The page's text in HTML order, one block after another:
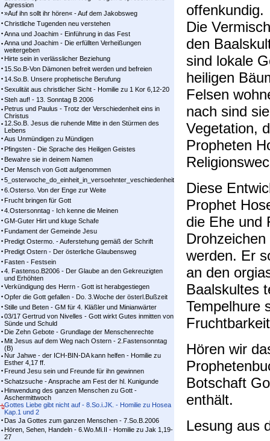
Agression
»Auf ihn sollt ihr hören« - Auf dem Jakobsweg
Christliche Tugenden neu verstehen
Anna und Joachim - Einführung in das Fest
Anna und Joachim - Die erfüllten Verheißungen
weitergeben
Hirte sein in verlässlicher Beziehung
15.So.B-Von Dämonen befreit werden und befreien
14.So.B. Unsere prophetische Berufung
Sexulität aus christlicher Sicht - Homilie zu 1 Kor 6,12-20
Steh auf! - 13. Sonntag B 2006
Petrus und Paulus - Trotz der Verschiedenheit eins in
Christus
12.So.B. Jesus die ruhende Mitte in den Stürmen des
Lebens
Aus Unmündigen zu Mündigen
Pfingsten - Die Sprache des Heiligen Geistes
Bewahre sie in deinem Namen
Der Mensch von Gott aufgenommen
5_osterwoche_do_einheit_in_versoehnter_veschiedenheit
6.Osterso. Von der Enge zur Weite
Frucht bringen für Gott
4.Ostersonntag - Ich kenne die Meinen
GM-Guter Hirt und kluge Schafe
Fundament der Gemeinde Jesu
Predigt Ostermo. - Auferstehung gemäß der Schrift
Predigt Ostern - Der österliche Glaubensweg
Fasten - Festsein
4. Fastenso.B2006 - Der Glaube an den Gekreuzigten
und Erhöhten
Verkündigung des Herrn - Gott ist herabgestiegen
Opfer die Gott gefallen - Do. 3.Woche der österl.Bußzeit
Stille und Beten - GM für 4. Kläßler und Minianwärter
03/17 Gertrud von Nivelles - Gott wirkt Gutes inmitten von
Sünde und Schuld
Die Zehn Gebote - Grundlage der Menschenrechte
Mit Jesus auf dem Weg nach Ostern - 2.Fastensonntag
(B)
Nur Jahwe - der ICH-BIN-DA kann helfen - Homilie zu
Esther 4,17 ff.
Freund Jesu sein und Freunde für ihn gewinnen
Schatzsuche - Ansprache am Fest der hl. Kunigunde
Hinwendung des ganzen Menschen zu Gott -
Aschermittwoch
Gottes Liebe gibt nicht auf - 8.So.i.JK. - Homilie zu Hosea
Kap.1 und 2
Das Ja Gottes zum ganzen Menschen - 7.So.B.2006
Hören, Sehen, Handeln - 6.Wo.Mi.II - Homilie zu Jak 1,19-
27
offenkundig.
Die
den
sind lokale
heiligen
Felsen
nach sind
Vegetation,
Propheten
Diese
Prophet
die Ehe und
werden. Er
an den
Baalskultes
Tempelhure
Hören wir
Botschaft
enthält.
Lesung aus